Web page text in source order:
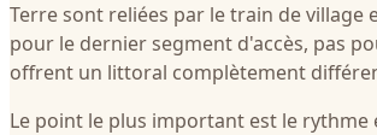
Terre sont reliées par le train de village
pour le dernier segment d'accès, pas
offrent un littoral complètement
Le point le plus important est le